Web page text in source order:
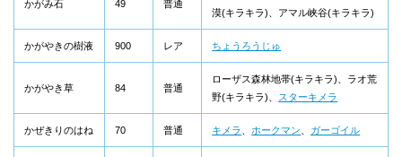
かがみ石 49 普通
漠(キラキラ)、アマル峡谷(キラキラ)
かがやきの樹液 900 レア ちょうろうじゅ
かがやき草 84 普通
ローザス森林地帯(キラキラ)、ラオ荒
野(キラキラ)、 スターキメラ
かぜきりのはね 70 普通 キメラ ホークマン ガーゴイル